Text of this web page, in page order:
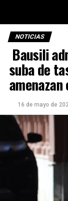
NOTICIAS
Bausili
suba de
16 de mayo de